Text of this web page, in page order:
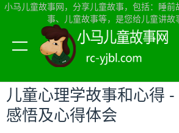
小马儿童故事网，分享儿童故事，包括：睡
事、儿童故事等，是您给儿童讲故
当前位置：小马儿童故事网首页>儿童故事
儿童心理学故事和心得
感悟及心得体会